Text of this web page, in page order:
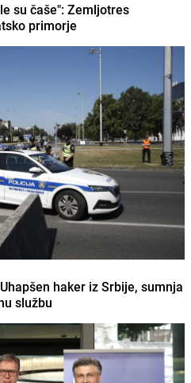
su čaše": Zemljotres
primorje
haker iz Srbije, sumnja
službu